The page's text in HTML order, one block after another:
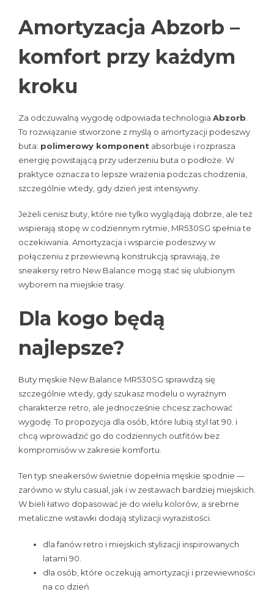
Amortyzacja Abzorb –
komfort przy każdym
kroku
Za odczuwalną wygodę odpowiada technologia Abzorb
To rozwiązanie stworzone z myślą o amortyzacji podeszwy
buta: polimerowy komponent absorbuje i rozprasza
energię powstającą przy uderzeniu buta o podłoże. W
praktyce oznacza to lepsze wrażenia podczas chodzenia,
szczególnie wtedy, gdy dzień jest intensywny.
Jeżeli cenisz buty, które nie tylko wyglądają dobrze, ale też
wspierają stopę w codziennym rytmie, MR530SG spełnia te
oczekiwania. Amortyzacja i wsparcie podeszwy w
połączeniu z przewiewną konstrukcją sprawiają, że
sneakersy retro New Balance mogą stać się ulubionym
wyborem na miejskie trasy.
Dla kogo będą
najlepsze?
Buty męskie New Balance MR530SG sprawdzą się
szczególnie wtedy, gdy szukasz modelu o wyraźnym
charakterze retro, ale jednocześnie chcesz zachować
wygodę. To propozycja dla osób, które lubią styl lat 90. i
chcą wprowadzić go do codziennych outfitów bez
kompromisów w zakresie komfortu.
Ten typ sneakersów świetnie dopełnia męskie spodnie —
zarówno w stylu casual, jak i w zestawach bardziej miejskich.
W bieli łatwo dopasować je do wielu kolorów, a srebrne
metaliczne wstawki dodają stylizacji wyrazistości.
dla fanów retro i miejskich stylizacji inspirowanych
latami 90.
dla osób, które oczekują amortyzacji i przewiewności
na co dzień